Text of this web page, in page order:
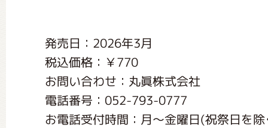
発売日：2026年3月
税込価格：￥770
お問い合わせ：丸眞株式会社
電話番号：052-793-0777
お電話受付時間：月〜金曜日(祝祭日を
くまのがっこう しょくいんしつ
くまのがっこう 家庭科部